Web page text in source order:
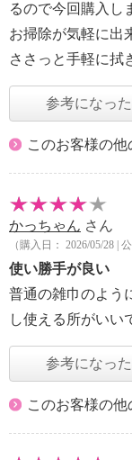
るので今回購入し
お掃除が気軽に出
ささっと手軽に拭
参考になった
このお客様の
かっちゃん さん
（購入日： 2026/05/28 |
使い勝手が良い
普通の雑巾のよう
し使える所がいい
参考になった
このお客様の